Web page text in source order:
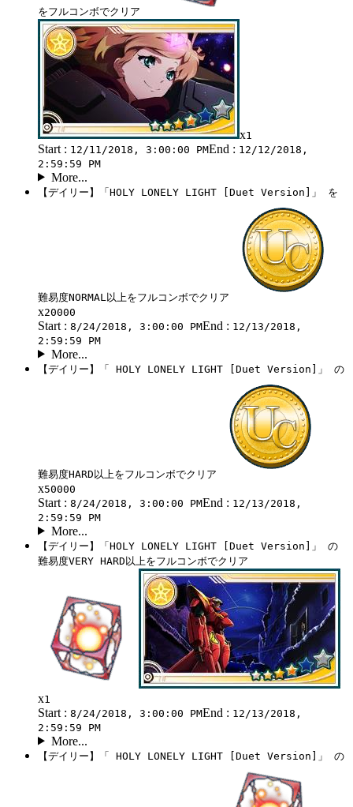
をフルコンボでクリア
x1
Start : 12/11/2018, 3:00:00 PMEnd : 12/12/2018,
2:59:59 PM
More...
【デイリー】「HOLY LONELY LIGHT [Duet Version]」 を
難易度NORMAL以上をフルコンボでクリア
x20000
Start : 8/24/2018, 3:00:00 PMEnd : 12/13/2018,
2:59:59 PM
More...
【デイリー】「 HOLY LONELY LIGHT [Duet Version]」 の
難易度HARD以上をフルコンボでクリア
x50000
Start : 8/24/2018, 3:00:00 PMEnd : 12/13/2018,
2:59:59 PM
More...
【デイリー】「HOLY LONELY LIGHT [Duet Version]」 の
難易度VERY HARD以上をフルコンボでクリア
x1
Start : 8/24/2018, 3:00:00 PMEnd : 12/13/2018,
2:59:59 PM
More...
【デイリー】「 HOLY LONELY LIGHT [Duet Version]」 の